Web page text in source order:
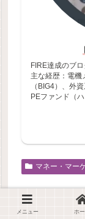
FIRE達成のブロ
主な経歴：電機
（BIG4）、外
PEファンド（
マネー・マー
メニュー ホ